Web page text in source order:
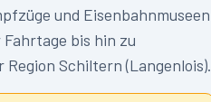
und Eisenbahnmuseen
bis hin zu
Region Schiltern (Langenlois).